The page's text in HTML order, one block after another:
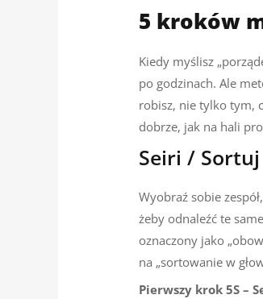
5 kroków
Kiedy myślisz
po godzinach. Ale
robisz, nie tylko tym,
dobrze, jak na hali
Seiri /
Wyobraź sobie
żeby odnaleźć te
oznaczony jako
na „sortowanie w
Pierwszy krok 5S –